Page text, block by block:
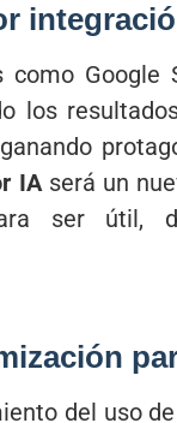
como Google
los
IAserá un
ser útil,
del uso